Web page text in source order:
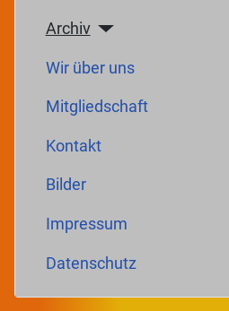
Archiv
Wir über uns
Mitgliedschaft
Kontakt
Bilder
Impressum
Datenschutz